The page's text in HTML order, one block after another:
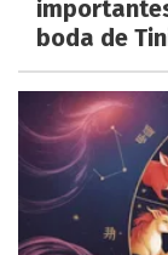
boda de